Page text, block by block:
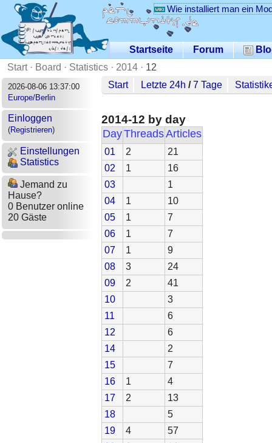
Wie installiert man ein
Startseite Forum
Start· Board · Statistics · 2014 · 12
2026-08-06 13:37:00
Europe/Berlin
Einloggen
(Registrieren)
Einstellungen
Statistics
Jemand zu
Hause?
0 Benutzer online
20 Gäste
Start Letzte 24h /7 Tage
2014-12 by day
DayThreadsArticles
01 2
21
02
1
16
03
1
04
1
10
05
1
7
06
1
7
07
1
9
08
3
24
09
2
41
10
3
11
6
12
6
14
2
15
7
16
1
4
17
2
13
18
5
19
4
57